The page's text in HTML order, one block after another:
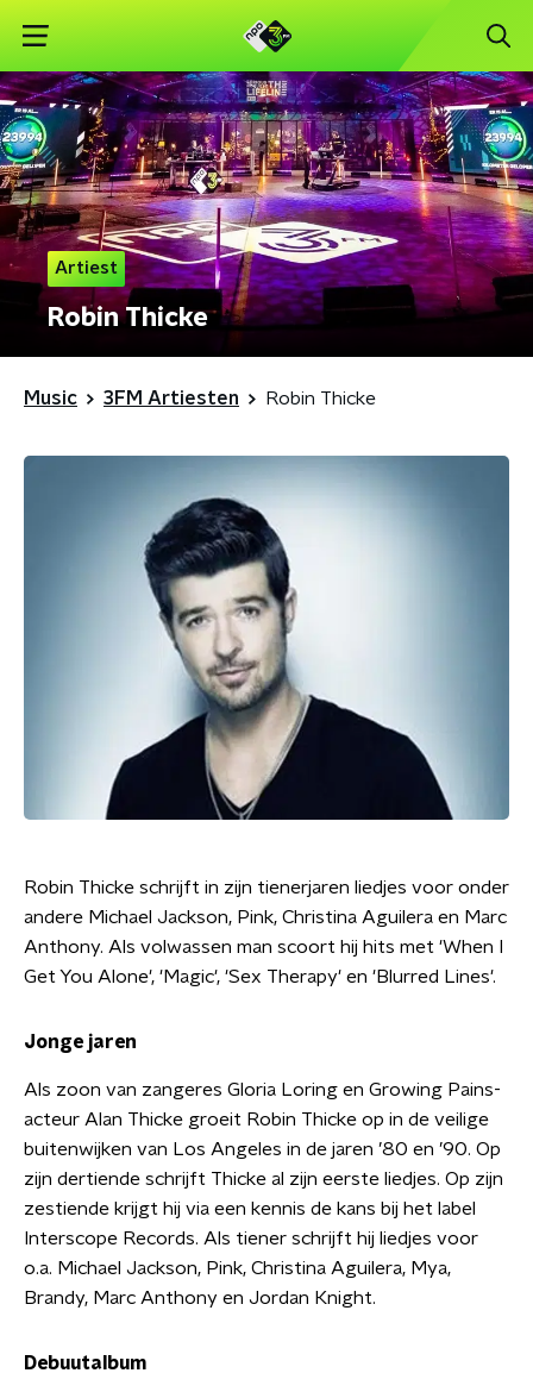
Artiest
Robin Thicke
Music 3FM Artiesten Robin Thicke
Robin Thicke schrijft in zijn tienerjaren liedjes voor onder
andere Michael Jackson, Pink, Christina Aguilera en Marc
Anthony. Als volwassen man scoort hij hits met 'When I
Get You Alone', 'Magic', 'Sex Therapy' en 'Blurred Lines'.
Jonge jaren
Als zoon van zangeres Gloria Loring en Growing Pains-
acteur Alan Thicke groeit Robin Thicke op in de veilige
buitenwijken van Los Angeles in de jaren ’80 en ’90. Op
zijn dertiende schrijft Thicke al zijn eerste liedjes. Op zijn
zestiende krijgt hij via een kennis de kans bij het label
Interscope Records. Als tiener schrijft hij liedjes voor
o.a. Michael Jackson, Pink, Christina Aguilera, Mya,
Brandy, Marc Anthony en Jordan Knight.
Debuutalbum